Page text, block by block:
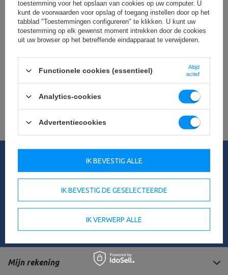
Probeer preciezere parameters op te geven. Gebruikgeavanceerde
zoekmachine .
aanbod hebben?
Als u een product niet in ons aanbod hebt gevonden en het in onze
winkel wilt kopen, kunt u het speciale formulier gebruiken en ons een
beschrijving sturen van het artikel dat u zoekt. Om dit te kunnen doen,
Orderstatus
Het volgen van de zending
Ik wil een klacht indienen over het product
Mijn rekening
toestemming voor het opslaan van cookies op uw computer. U
kunt de voorwaarden voor opslag of toegang instellen door op het
tabblad "Toestemmingen configureren" te klikken. U kunt uw
toestemming op elk gewenst moment intrekken door de cookies
uit uw browser op het betreffende eindapparaat te verwijderen.
Functionele cookies (essentieel)
Altijd
actief
Analytics-cookies
Advertentiecookies
IK BEVESTIG DE GESELECTEERDE
IK VERWERP ALLE
IK BEVESTIG ALLE